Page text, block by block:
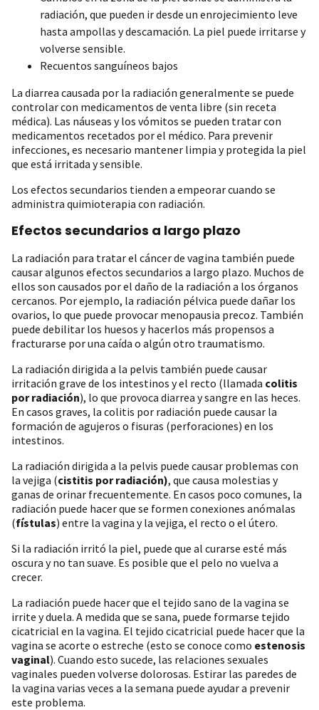
radiación, que pueden ir desde un enrojecimiento leve
hasta ampollas y descamación. La piel puede irritarse y
volverse sensible.
Recuentos sanguíneos bajos
La diarrea causada por la radiación generalmente se puede
controlar con medicamentos de venta libre (sin receta
médica). Las náuseas y los vómitos se pueden tratar con
medicamentos recetados por el médico. Para prevenir
infecciones, es necesario mantener limpia y protegida la piel
que está irritada y sensible.
Los efectos secundarios tienden a empeorar cuando se
administra quimioterapia con radiación.
Efectos secundarios a largo plazo
La radiación para tratar el cáncer de vagina también puede
causar algunos efectos secundarios a largo plazo. Muchos de
ellos son causados por el daño de la radiación a los órganos
cercanos. Por ejemplo, la radiación pélvica puede dañar los
ovarios, lo que puede provocar menopausia precoz. También
puede debilitar los huesos y hacerlos más propensos a
fracturarse por una caída o algún otro traumatismo.
La radiación dirigida a la pelvis también puede causar
irritación grave de los intestinos y el recto (llamada colitis
por radiación), lo que provoca diarrea y sangre en las heces.
En casos graves, la colitis por radiación puede causar la
formación de agujeros o fisuras (perforaciones) en los
intestinos.
La radiación dirigida a la pelvis puede causar problemas con
la vejiga (cistitis por radiación), que causa molestias y
ganas de orinar frecuentemente. En casos poco comunes, la
radiación puede hacer que se formen conexiones anómalas
(fístulas) entre la vagina y la vejiga, el recto o el útero.
Si la radiación irritó la piel, puede que al curarse esté más
oscura y no tan suave. Es posible que el pelo no vuelva a
crecer.
La radiación puede hacer que el tejido sano de la vagina se
irrite y duela. A medida que se sana, puede formarse tejido
cicatricial en la vagina. El tejido cicatricial puede hacer que la
vagina se acorte o estreche (esto se conoce como estenosis
vaginal). Cuando esto sucede, las relaciones sexuales
vaginales pueden volverse dolorosas. Estirar las paredes de
la vagina varias veces a la semana puede ayudar a prevenir
este problema.